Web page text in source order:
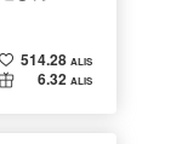
514.28 ALIS
6.32 ALIS